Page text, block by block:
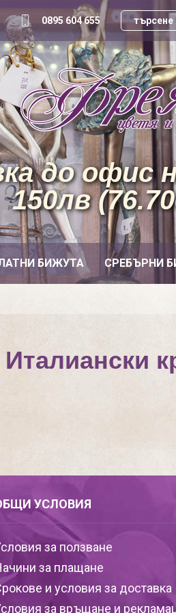
0895 604 655
БИЖУТА СРЕБЪРНИ
до офис
150лв
Италиански
УСЛОВИЯ
за ползване
за плащане
и условия за доставка
за връщане и